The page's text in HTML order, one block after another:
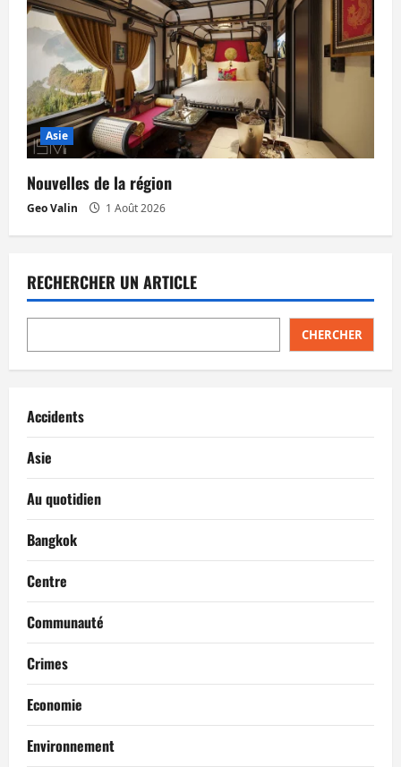
Asie
Nouvelles de la région
Geo Valin 1 Août 2026
RECHERCHER UN ARTICLE
CHERCHER
Accidents
Asie
Au quotidien
Bangkok
Centre
Communauté
Crimes
Economie
Environnement